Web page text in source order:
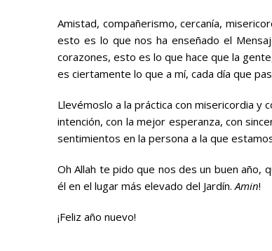
Amistad, compañerismo, cercanía,
esto es lo que nos ha enseñado el
corazones, esto es lo que hace que la
es ciertamente lo que a mí, cada día que
Llevémoslo a la práctica con misericordia y
intención, con la mejor esperanza, con
sentimientos en la persona a la que
Oh Allah te pido que nos des un buen año,
él en el lugar más elevado del Jardín.Amin!
¡Feliz año nuevo!